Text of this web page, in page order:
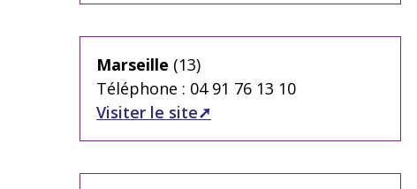
Marseille (13)
Téléphone : 04 91 76 13 10
Visiter le site